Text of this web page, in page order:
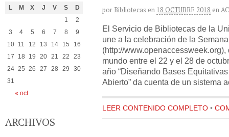
por Bibliotecas en 18 OCTUBRE 2018 en
El Servicio de Bibliotecas de la
une a la celebración de la
(http://
mundo entre el 22 y el 28 de
año “Diseñando Bases
Abierto” da cuenta de un sistema
LEER CONTENIDO COMPLETO •
L M X J V S D
« oct
1
2
3
4 5 6 7 8
9
10
11 12 13 14 15
16
17
18 19 20 21 22
23
24 25 26 27 28 29
30
31
ARCHIVOS